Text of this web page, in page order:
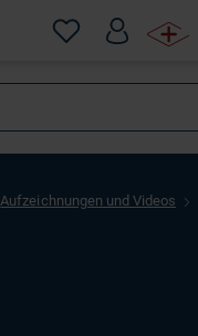
Aufzeichnungen und Videos
suchen